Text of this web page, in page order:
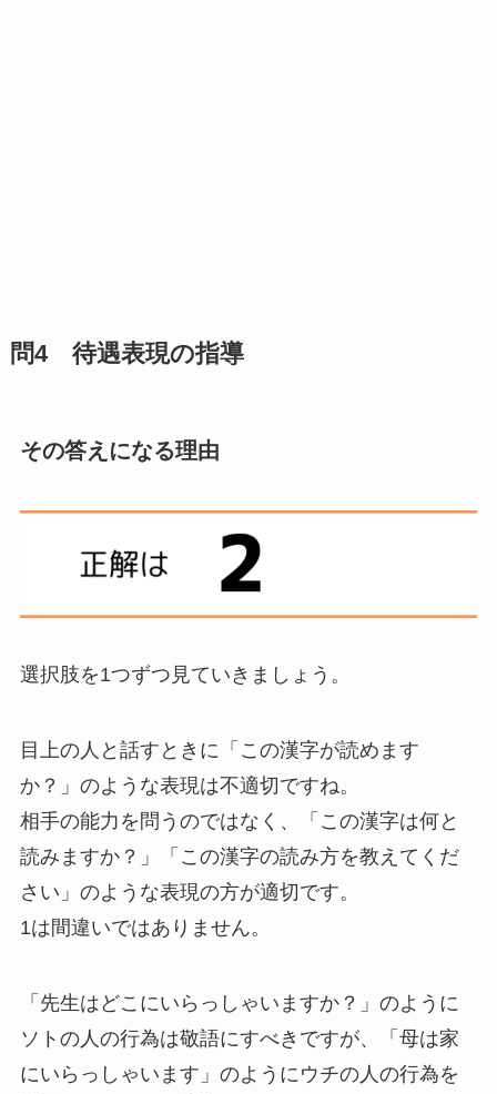
問4 待遇表現の指導
その答えになる理由
選択肢を1つずつ見ていきましょう。
目上の人と話すときに「この漢字が読めます
か？」のような表現は不適切ですね。
相手の能力を問うのではなく、「この漢字は何と
読みますか？」「この漢字の読み方を教えてくだ
さい」のような表現の方が適切です。
1は間違いではありません。
「先生はどこにいらっしゃいますか？」のように
ソトの人の行為は敬語にすべきですが、「母は家
にいらっしゃいます」のようにウチの人の行為を